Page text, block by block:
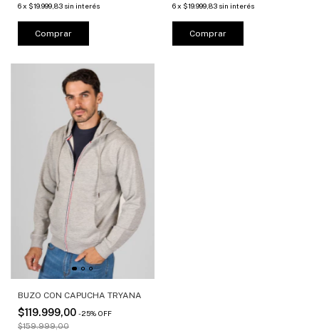
6x $19.999,83 sin interés
Comprar
6 x $19.999,83 sin interés
Comprar
BUZO CON CAPUCHA TRYANA
$119.999,00 -25% OFF
$159.999,00